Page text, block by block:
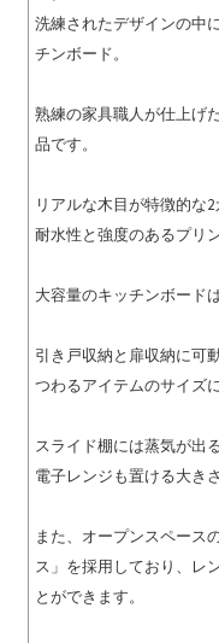
洗練されたデザインの中
チンボード。
熟練の家具職人が仕上げ
品です。
リアルな木目が特徴的な2
耐水性と強度のあるプリ
大容量のキッチンボード
引き戸収納と扉収納に可
つわるアイテムのサイズ
スライド棚には蒸気が出
電子レンジも置ける大きさ
また、オープンスペース
ス」を採用しており、レ
とができます。